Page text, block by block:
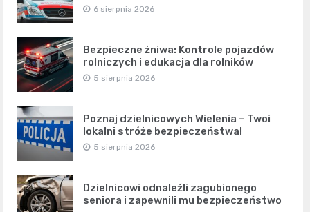
6 sierpnia 2026
Bezpieczne żniwa: Kontrole pojazdów
rolniczych i edukacja dla rolników
5 sierpnia 2026
Poznaj dzielnicowych Wielenia – Twoi
lokalni stróże bezpieczeństwa!
5 sierpnia 2026
Dzielnicowi odnaleźli zagubionego
seniora i zapewnili mu bezpieczeństwo